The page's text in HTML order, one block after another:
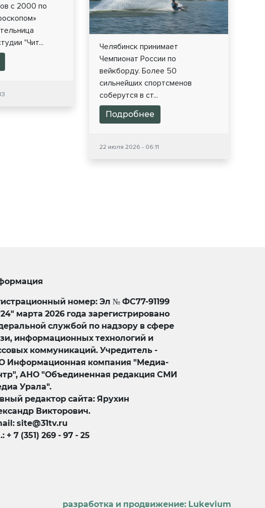
с 2000 по
"Чит...
Челябинск принимает
Чемпионат России по
вейкборду. Более 50
сильнейших спортсменов
соберутся в ст...
Подробнее
22 июля 2026 - 06:11
номер: Эл № ФС77-91199
марта 2026 года зарегистрировано
службой по надзору в сфере
информационных технологий и
коммуникаций. Учредитель -
Информационная компания "Медиа-
АНО "Объединенная редакция СМИ
Урала".
редактор сайта: Ярухин
Викторович.
site@31tv.ru
+ 7 (351) 269 - 97 - 25
разработка и продвижение: Lukevium